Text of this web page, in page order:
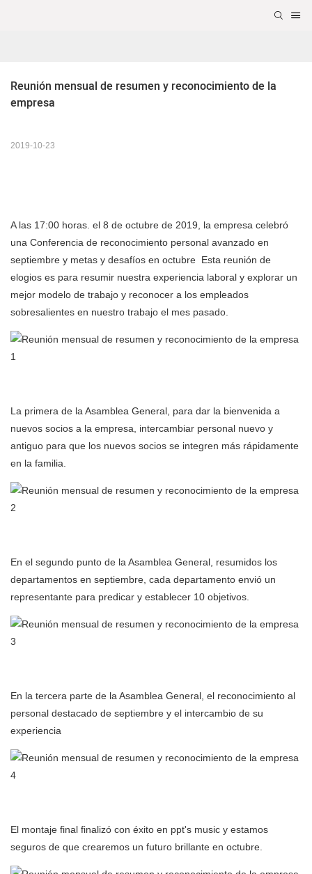
Reunión mensual de resumen y reconocimiento de la
empresa
2019-10-23
A las 17:00 horas. el 8 de octubre de 2019, la empresa celebró
una Conferencia de reconocimiento personal avanzado en
septiembre y metas y desafíos en octubre Esta reunión de
elogios es para resumir nuestra experiencia laboral y explorar un
mejor modelo de trabajo y reconocer a los empleados
sobresalientes en nuestro trabajo el mes pasado.
La primera de la Asamblea General, para dar la bienvenida a
nuevos socios a la empresa, intercambiar personal nuevo y
antiguo para que los nuevos socios se integren más rápidamente
en la familia.
En el segundo punto de la Asamblea General, resumidos los
departamentos en septiembre, cada departamento envió un
representante para predicar y establecer 10 objetivos.
En la tercera parte de la Asamblea General, el reconocimiento al
personal destacado de septiembre y el intercambio de su
experiencia
El montaje final finalizó con éxito en ppt's music y estamos
seguros de que crearemos un futuro brillante en octubre.